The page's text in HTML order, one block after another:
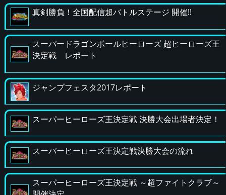
真剣勝負！全国配信超バトルステージ 開催!!
スーパードラゴンボールヒーローズ 超ヒーローズ王
決定戦 レポート
ジャンプフェスタ2017レポート
スーパーヒーローズ王決定戦 決勝大会出場者決定！
スーパーヒーローズ王決定戦決勝大会の流れ
スーパーヒーローズ王決定戦 ～超ファイトクラブ～